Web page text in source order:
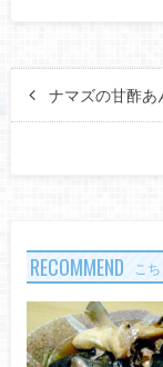
ナマズの甘酢あ
RECOMMEND こ